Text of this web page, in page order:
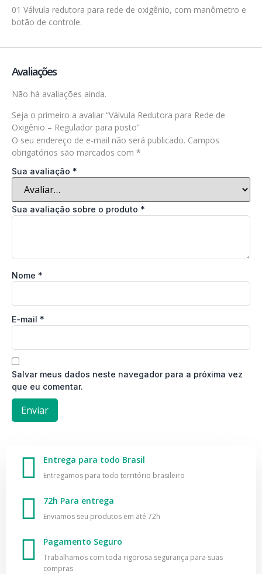
01 Válvula redutora para rede de oxigênio, com manômetro e
botão de controle.
Avaliações
Não há avaliações ainda.
Seja o primeiro a avaliar “Válvula Redutora para Rede de
Oxigênio – Regulador para posto”
O seu endereço de e-mail não será publicado. Campos
obrigatórios são marcados com *
Sua avaliação *
Sua avaliação sobre o produto *
Nome *
E-mail *
Salvar meus dados neste navegador para a próxima vez
que eu comentar.
Entrega para todo Brasil
Entregamos para todo território brasileiro
72h Para entrega
Enviamos seu produtos em até 72h
Pagamento Seguro
Trabalhamos com toda rigorosa segurança para suas
compras